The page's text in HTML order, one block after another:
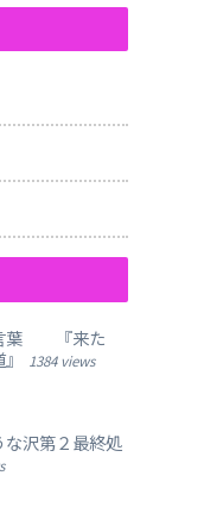
葉 『来た
1384 views
な沢第２最終処